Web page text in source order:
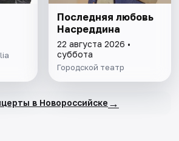
Последняя любовь
Насреддина
22 августа 2026 •
суббота
Городской театр
в Новороссийске →